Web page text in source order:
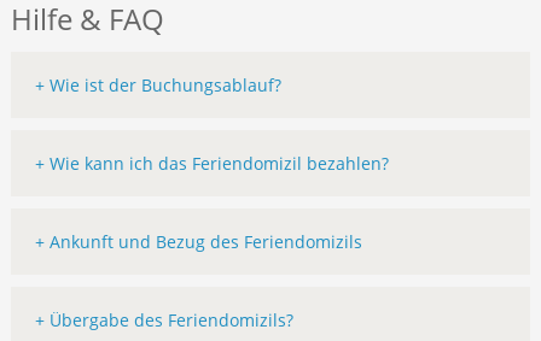
Hilfe & FAQ
+ Wie ist der Buchungsablauf?
+ Wie kann ich das Feriendomizil bezahlen?
+ Ankunft und Bezug des Feriendomizils
+ Übergabe des Feriendomizils?